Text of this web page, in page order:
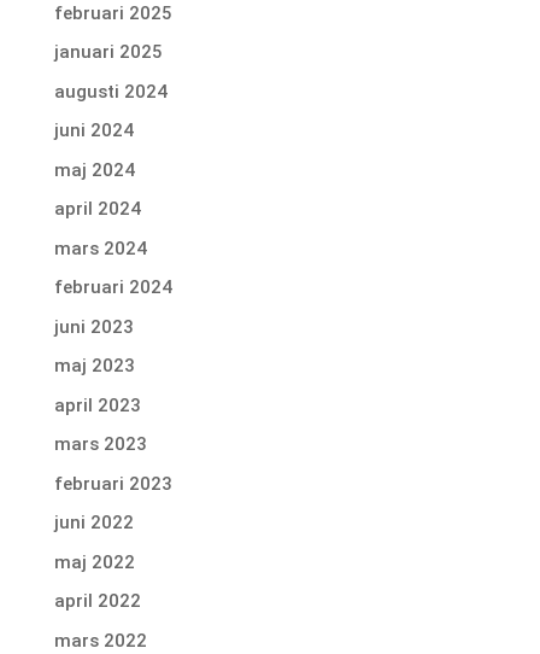
februari 2025
januari 2025
augusti 2024
juni 2024
maj 2024
april 2024
mars 2024
februari 2024
juni 2023
maj 2023
april 2023
mars 2023
februari 2023
juni 2022
maj 2022
april 2022
mars 2022